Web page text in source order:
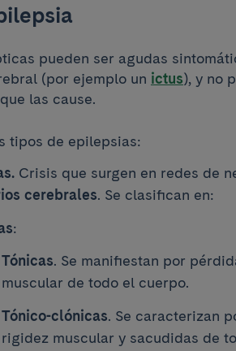
pueden ser agudas
(por ejemplo un ictus), y no
las cause.
tipos de epilepsias:
Crisis que surgen en redes de
cerebrales. Se clasifican en:
:
Tónicas. Se manifiestan por
muscular de todo el cuerpo.
Tónico-clónicas. Se caracterizan
rigidez muscular y sacudidas de